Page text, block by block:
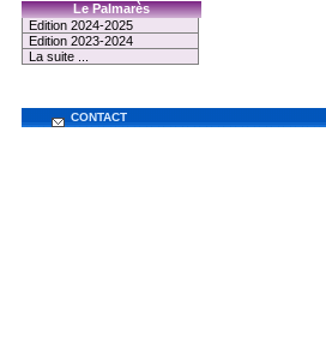
Le Palmarès
Edition 2024-2025
Edition 2023-2024
La suite ...
CONTACT